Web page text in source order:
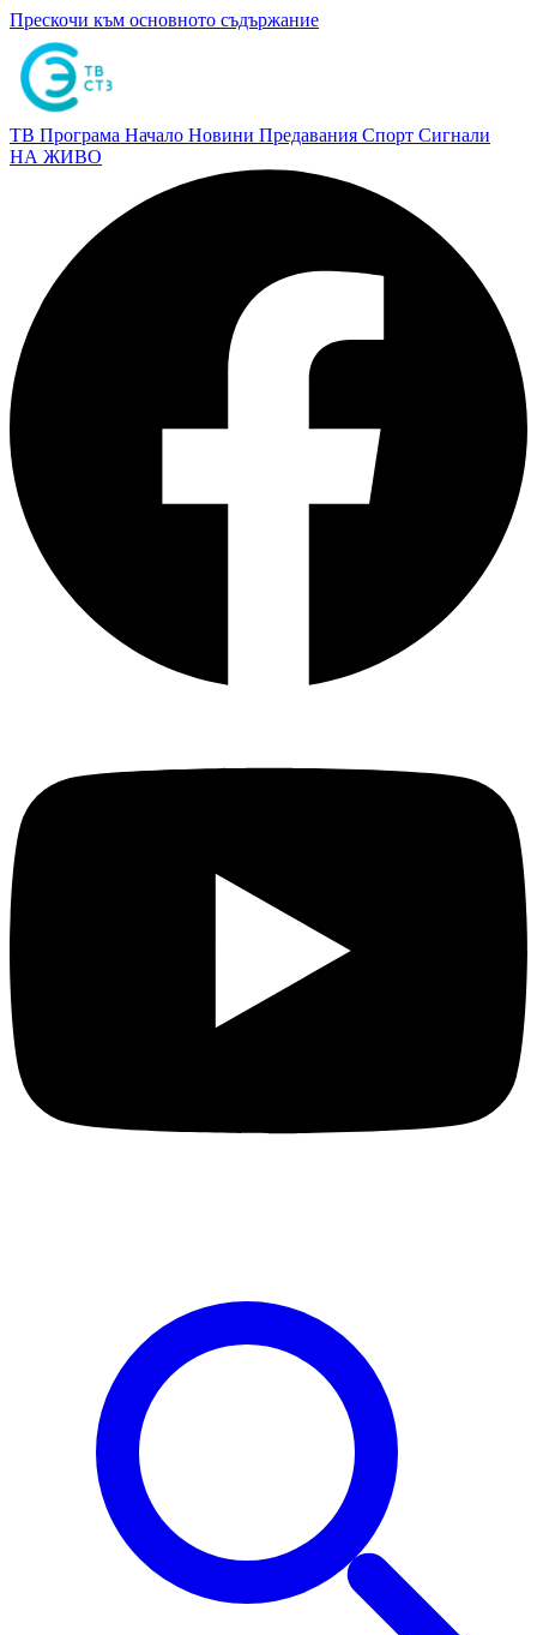
Прескочи към основното съдържание
ТВ Програма Начало Новини Предавания Спорт Сигнали
НА ЖИВО